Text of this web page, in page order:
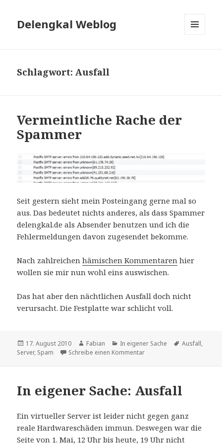
Delengkal Weblog
Schlagwort:Ausfall
Vermeintliche Rache der
Spammer
Seit gestern sieht mein Posteingang gerne mal so
aus. Das bedeutet nichts anderes, als dass Spammer
delengkal.de als Absender benutzen und ich die
Fehlermeldungen davon zugesendet bekomme.
Nach zahlreichenhämischen Kommentaren hier
wollen sie mir nun wohl eins auswischen.
Das hat aber den nächtlichen Ausfall doch nicht
verursacht. Die Festplatte war schlicht voll.
Veröffentlicht
am
17. August 2010 Autor
Fabian Kategorien
In eigener Sache Schlagwörter
Ausfall,
Server, Spam Schreibe einen Kommentarzu Vermeintliche Rache
In eigener Sache: Ausfall
Ein virtueller Server ist leider nicht gegen ganz
reale Hardwareschäden immun. Deswegen war die
Seite von 1. Mai, 12 Uhr bis heute, 19 Uhr nicht